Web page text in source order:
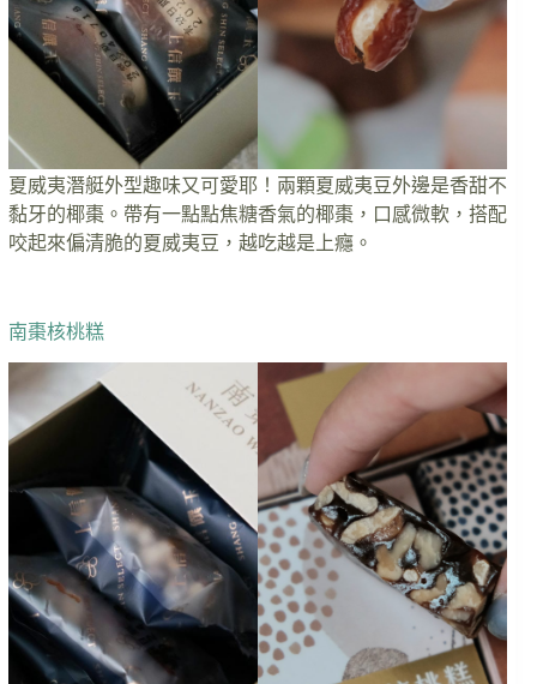
夏威夷潛艇外型趣味又可愛耶！兩顆夏威夷豆外邊是香甜不
黏牙的椰棗。帶有一點點焦糖香氣的椰棗，口感微軟，搭配
咬起來偏清脆的夏威夷豆，越吃越是上癮。
南棗核桃糕